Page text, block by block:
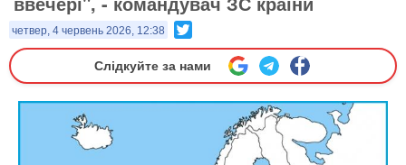
четвер, 4 червень 2026, 12:38
Слідкуйте за нами